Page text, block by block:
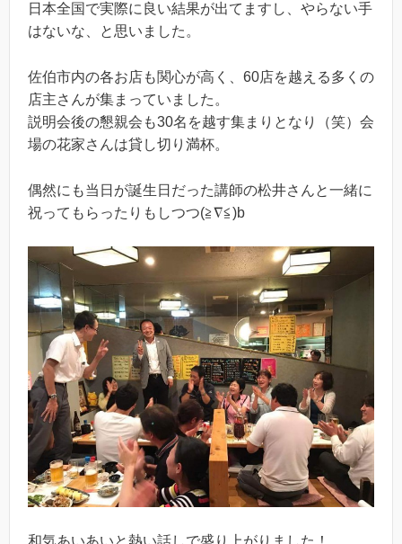
日本全国で実際に良い結果が出てますし、やらない手
はないな、と思いました。
佐伯市内の各お店も関心が高く、60店を越える多くの
店主さんが集まっていました。
説明会後の懇親会も30名を越す集まりとなり（笑）会
場の花家さんは貸し切り満杯。
偶然にも当日が誕生日だった講師の松井さんと一緒に
祝ってもらったりもしつつ(≧∇≦)b